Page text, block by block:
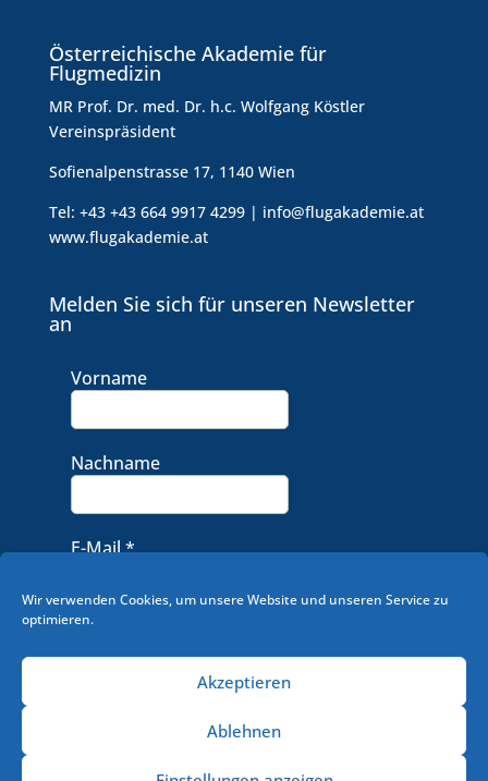
Wir verwenden Cookies, um unsere Website und unseren Service zu
optimieren.
Akzeptieren
Ablehnen
Österreichische Akademie für
Flugmedizin
MR Prof. Dr. med. Dr. h.c. Wolfgang Köstler
Vereinspräsident
Sofienalpenstrasse 17, 1140 Wien
Tel: +43 +43 664 9917 4299 | info@flugakademie.at
www.flugakademie.at
Melden Sie sich für unseren Newsletter
an
Vorname
Nachname
E-Mail*